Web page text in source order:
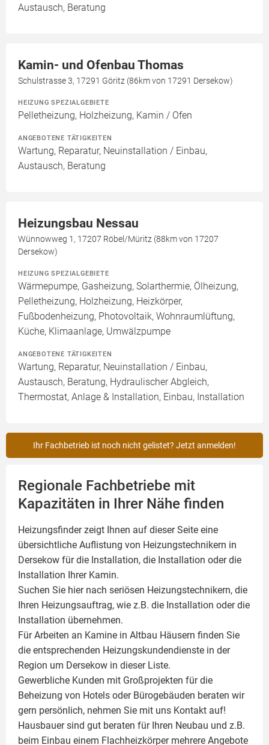
Austausch, Beratung
Kamin- und Ofenbau Thomas
Schulstrasse 3, 17291 Göritz (86km von 17291 Dersekow)
HEIZUNG SPEZIALGEBIETE
Pelletheizung, Holzheizung, Kamin / Ofen
ANGEBOTENE TÄTIGKEITEN
Wartung, Reparatur, Neuinstallation / Einbau,
Austausch, Beratung
Heizungsbau Nessau
Wünnowweg 1, 17207 Röbel/Müritz (88km von 17207
Dersekow)
HEIZUNG SPEZIALGEBIETE
Wärmepumpe, Gasheizung, Solarthermie, Ölheizung,
Pelletheizung, Holzheizung, Heizkörper,
Fußbodenheizung, Photovoltaik, Wohnraumlüftung,
Küche, Klimaanlage, Umwälzpumpe
ANGEBOTENE TÄTIGKEITEN
Wartung, Reparatur, Neuinstallation / Einbau,
Austausch, Beratung, Hydraulischer Abgleich,
Thermostat, Anlage & Installation, Einbau, Installation
Ihr Fachbetrieb ist noch nicht gelistet? Jetzt anmelden!
Regionale Fachbetriebe mit
Kapazitäten in Ihrer Nähe finden
Heizungsfinder zeigt Ihnen auf dieser Seite eine
übersichtliche Auflistung von Heizungstechnikern in
Dersekow für die Installation, die Installation oder die
Installation Ihrer Kamin.
Suchen Sie hier nach seriösen Heizungstechnikern, die
Ihren Heizungsauftrag, wie z.B. die Installation oder die
Installation übernehmen.
Für Arbeiten an Kamine in Altbau Häusern finden Sie
die entsprechenden Heizungskundendienste in der
Region um Dersekow in dieser Liste.
Gewerbliche Kunden mit Großprojekten für die
Beheizung von Hotels oder Bürogebäuden beraten wir
gern persönlich, nehmen Sie mit uns Kontakt auf!
Hausbauer sind gut beraten für Ihren Neubau und z.B.
beim Einbau einem Flachheizkörpermehrere Angebote